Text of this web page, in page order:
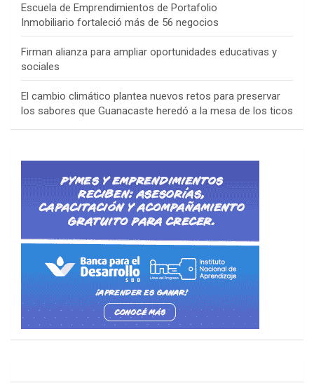
Escuela de Emprendimientos de Portafolio
Inmobiliario fortaleció más de 56 negocios
Firman alianza para ampliar oportunidades educativas y
sociales
El cambio climático plantea nuevos retos para preservar
los sabores que Guanacaste heredó a la mesa de los ticos